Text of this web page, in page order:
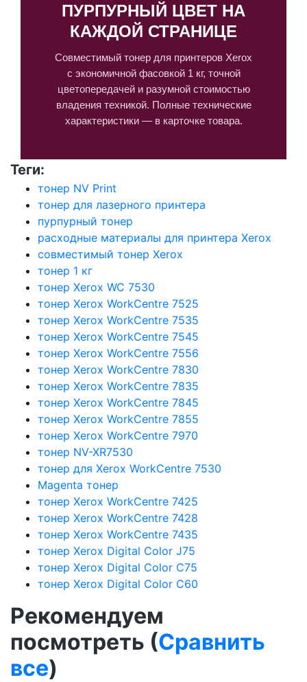
ПУРПУРНЫЙ ЦВЕТ НА
КАЖДОЙ СТРАНИЦЕ
Совместимый тонер для принтеров Xerox
с экономичной фасовкой 1 кг, точной
цветопередачей и разумной стоимостью
владения техникой. Полные технические
характеристики — в карточке товара.
Теги:
тонер NV Print
тонер для лазерного принтера
пурпурный тонер
расходные материалы для принтера Xerox
совместимый тонер Xerox
тонер 1 кг
тонер Xerox WC 7530
тонер Xerox WorkCentre 7525
тонер Xerox WorkCentre 7535
тонер Xerox WorkCentre 7545
тонер Xerox WorkCentre 7556
тонер Xerox WorkCentre 7830
тонер Xerox WorkCentre 7835
тонер Xerox WorkCentre 7845
тонер Xerox WorkCentre 7855
тонер Xerox WorkCentre 7970
тонер NV-XR7530
тонер для Xerox WorkCentre 7530
Magenta тонер
тонер Xerox WorkCentre 7425
тонер Xerox WorkCentre 7428
тонер Xerox WorkCentre 7435
тонер Xerox Digital Color J75
тонер Xerox Digital Color C75
тонер Xerox Digital Color C60
Рекомендуем
посмотреть (Сравнить
все)